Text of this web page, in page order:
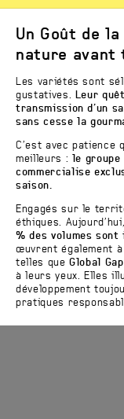
Un Goût de
nature avant
Les variétés sont
gustatives.
Leur
transmission d’un
sans cesse la
C’est avec patience
meilleurs :
le
commercialise
saison.
Engagés sur le
éthiques. Aujourd’hui,
% des volumes
œuvrent également
telles queGlobal
à leurs yeux. Elles
développement
pratiques